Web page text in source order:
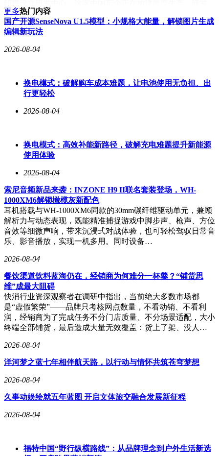
服务的全球网络。其最新发布的"天工"智能平台，更将自动驾
驶、车云一体化等前沿技术推向国际市场，为全球消费者提供
零排放、智能化的出行解决方案。
更多热门内容
国产开源SenseNova U1.5模型：小规格大能量，解锁图片生成
编辑新玩法
2026-08-04
换电模式：破解购车成本难题，让电池使用无负担、出
行更轻松
2026-08-04
换电模式：高效补能新路径，破解充电难题提升新能源
使用体验
2026-08-04
索尼音频新品来袭：INZONE H9 II联名套装登场，WH-
1000XM6解锁橄榄灰新配色
耳机搭载与WH-1000XM6同款的30mm碳纤维驱动单元，兼顾
解析力与动态表现，既能精准捕捉游戏中脚步声、枪声、方位
音效等细微声响，带来沉浸式对战体验，也可轻松驾驭日常音
乐、影音播放，实现一机多用。同时设备…
2026-08-04
餐饮渠道饮料蓝海仍在，经销商为何难分一杯羹？“铺货思
维”成最大阻碍
快消行业资深观察者在调研中指出，当前绝大多数市场都
是“虚假繁荣”——品牌只考核网点数量，不看动销、不看利
润，经销商为了完成任务不分门店质量、不分场景适配，大小
终端全部铺货，最后造成大量无效覆盖：货上了架、没人…
2026-08-04
洋河梦之蓝七年相伴航天路，以行动与情怀共筑苍穹梦想
2026-08-04
久事动娱绘就五年蓝图 开启文体旅交融合发展新征程
2026-08-04
福特中国“野行纵横路线”：从品牌理念到户外生活新选